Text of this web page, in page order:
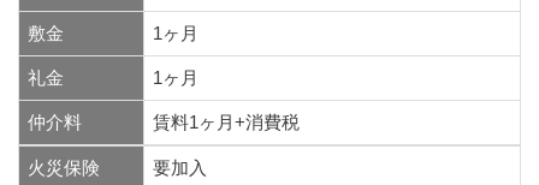
敷金 1ヶ月
礼金 1ヶ月
仲介料 賃料1ヶ月+消費税
火災保険 要加入